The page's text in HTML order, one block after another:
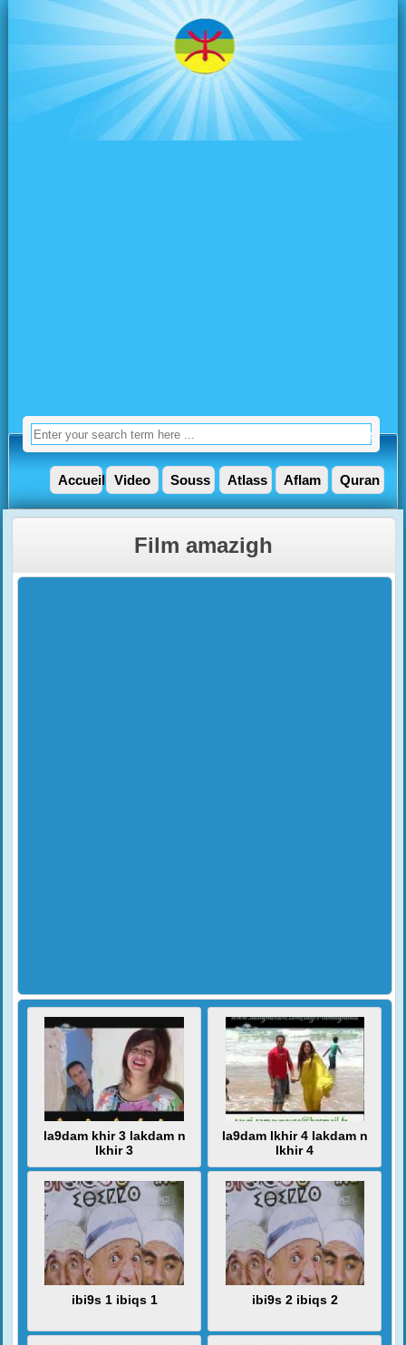
Accueil Video Souss Atlass Aflam Quran
Film amazigh
la9dam khir 3 lakdam n
lkhir 3
la9dam lkhir 4 lakdam n
lkhir 4
ibi9s 1 ibiqs 1 ibi9s 2 ibiqs 2